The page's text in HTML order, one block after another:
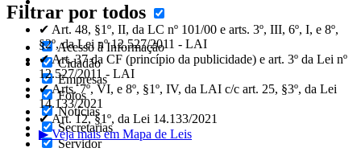
Filtrar por todos
Acesso à Informação
Cidadão
Empresas
Fotos
Notícias
Secretarias
Servidor
✔ Art. 48, §1º, II, da LC nº 101/00 e arts. 3º, III, 6º, I, e 8º,
§2º, da Lei nº 12.527/2011 - LAI
✔ Art. 37 da CF (princípio da publicidade) e art. 3º da Lei nº
12.527/2011 - LAI
✔ Arts. 7º, VI, e 8º, §1º, IV, da LAI c/c art. 25, §3º, da Lei
14.133/2021
✔ Art. 12, §1º, da Lei 14.133/2021
▶ Veja mais em Mapa de Leis